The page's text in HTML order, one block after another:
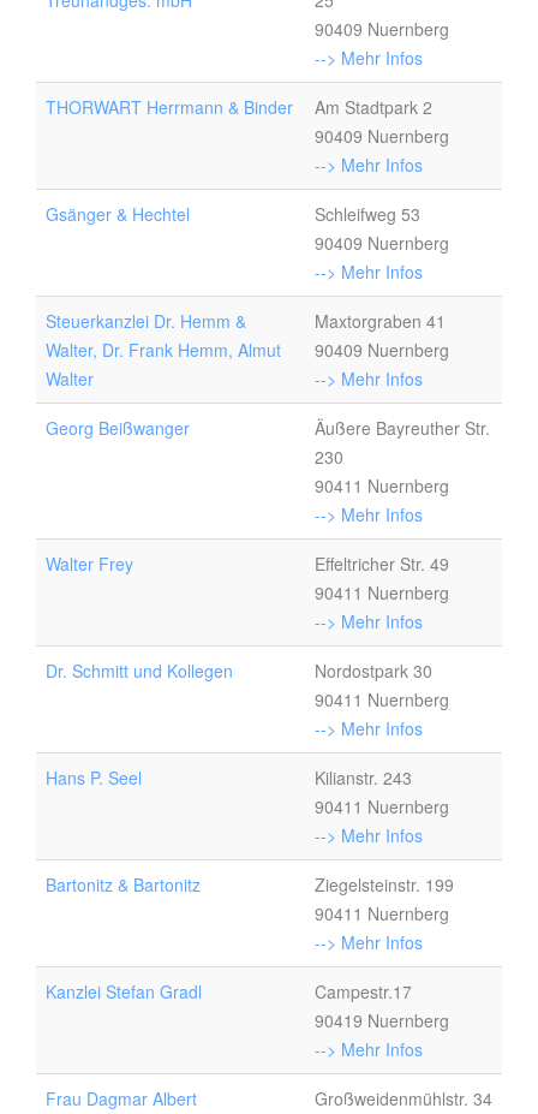
90409 Nuernberg
--> Mehr Infos
THORWART Herrmann & Binder
Am Stadtpark 2
90409 Nuernberg
--> Mehr Infos
Gsänger & Hechtel
Schleifweg 53
90409 Nuernberg
--> Mehr Infos
Steuerkanzlei Dr. Hemm &
Walter, Dr. Frank Hemm, Almut
Walter
Maxtorgraben 41
90409 Nuernberg
--> Mehr Infos
Georg Beißwanger
Äußere Bayreuther Str.
230
90411 Nuernberg
--> Mehr Infos
Walter Frey
Effeltricher Str. 49
90411 Nuernberg
--> Mehr Infos
Dr. Schmitt und Kollegen
Nordostpark 30
90411 Nuernberg
--> Mehr Infos
Hans P. Seel
Kilianstr. 243
90411 Nuernberg
--> Mehr Infos
Bartonitz & Bartonitz
Ziegelsteinstr. 199
90411 Nuernberg
--> Mehr Infos
Kanzlei Stefan Gradl
Campestr.17
90419 Nuernberg
--> Mehr Infos
Frau Dagmar Albert
Großweidenmühlstr. 34